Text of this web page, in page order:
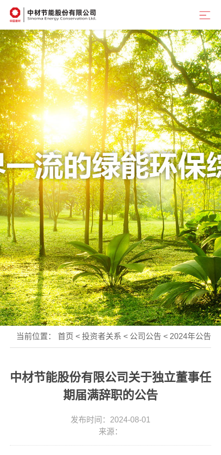
当前位置： 首页 < 投资者关系 < 公司公告 < 2024年公告
中材节能股份有限公司关于独立董事任
期届满辞职的公告
发布时间：2024-08-01
来源：